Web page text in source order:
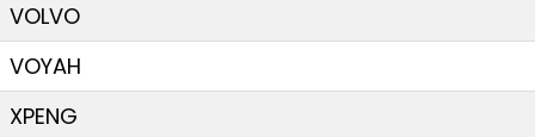
VOLVO
VOYAH
XPENG